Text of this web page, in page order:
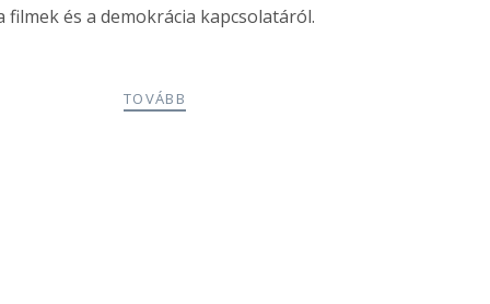
filmek és a demokrácia kapcsolatáról.
TOVÁBB